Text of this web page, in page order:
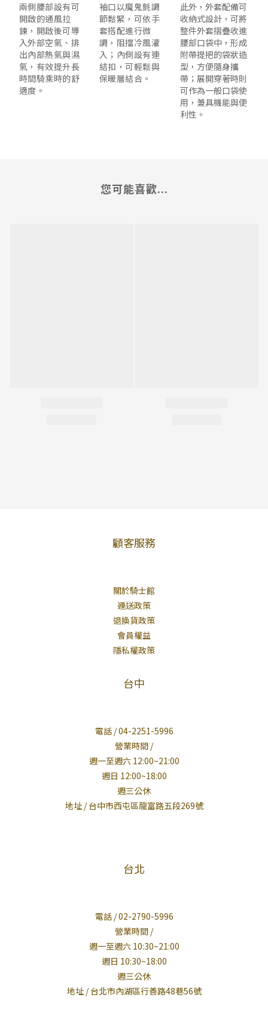
兩側腰部設有可
開啟的通風拉
鍊 ，開啟後可導
入外部空氣、排
出內部熱氣與濕
氣，有效提升長
時間騎乘時的舒
適度。
袖口以魔鬼氈調
節鬆緊，可依手
套搭配進行微
調，阻擋冷風灌
入；內側設有連
結扣 ，可輕鬆與
保暖層結合。
此外，外套配備可
收納式設計 ，可將
整件外套摺疊收進
腰部口袋中，形成
附帶提把的袋狀造
型 ，方便隨身攜
帶；展開穿著時則
可作為一般口袋使
用，兼具機能與便
利性。
您可能喜歡...
顧客服務
關於騎士館
運送政策
退換貨政策
會員權益
隱私權政策
台中
電話 / 04-2251-5996
營業時間 /
週一至週六 12:00~21:00
週日 12:00~18:00
週三公休
地址 / 台中市西屯區龍富路五段269號
台北
電話 / 02-2790-5996
營業時間 /
週一至週六 10:30~21:00
週日 10:30~18:00
週三公休
地址 / 台北市內湖區行善路48巷56號